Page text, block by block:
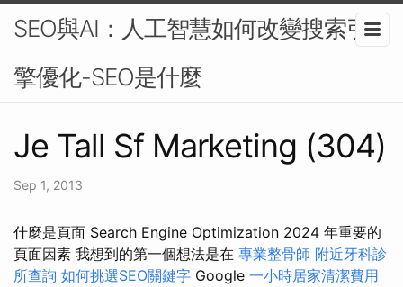
SEO與AI：人工智慧如何改變搜索引
擎優化-SEO是什麼
Je Tall Sf Marketing (304)
Sep 1, 2013
什麼是頁面 Search Engine Optimization 2024 年重要的
頁面因素 我想到的第一個想法是在 專業整骨師 附近牙科診
所查詢 如何挑選SEO關鍵字 Google 一小時居家清潔費用